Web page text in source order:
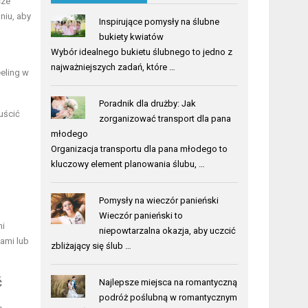
aby
w
lub
Inspirujące pomysły na ślubne
bukiety kwiatów
Wybór idealnego bukietu ślubnego to jedno z
najważniejszych zadań, które …
Poradnik dla drużby: Jak
zorganizować transport dla pana
młodego
Organizacja transportu dla pana młodego to
kluczowy element planowania ślubu, …
Pomysły na wieczór panieński
Wieczór panieński to
niepowtarzalna okazja, aby uczcić
zbliżający się ślub …
Najlepsze miejsca na romantyczną
podróż poślubną w romantycznym